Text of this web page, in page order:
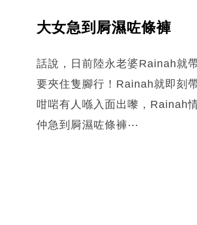
大女急到屙濕咗條褲
話說，日前陸永老婆Rainah就
要夾住隻腳行！Rainah就即刻
咁啱有人喺入面出嚟，Rainah
仲急到屙濕咗條褲⋯